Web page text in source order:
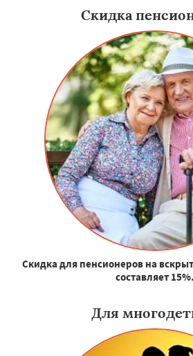
Скидка
Скидка для пенсионеров на
составляет 15%.
Для